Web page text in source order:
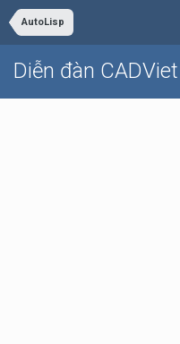
AutoLisp
Diễn đàn CADViet